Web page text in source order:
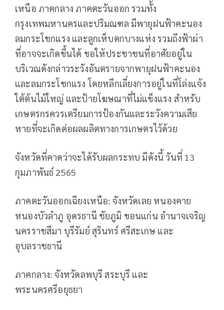
เหนือ ภาคกลาง ภาคตะวันออก รวมทั้ง
กรุงเทพมหานครและปริมณฑล มีพายุฝนฟ้าคะนอง
ลมกระโชกแรง และลูกเห็บตกบางแห่ง รวมถึงฟ้าผ่า
ที่อาจจะเกิดขึ้นได้ ขอให้ประชาชนที่อาศัยอยู่ใน
บริเวณดังกล่าวระวังอันตรายจากพายุฝนฟ้าคะนอง
และลมกระโชกแรง โดยหลีกเลี่ยงการอยู่ในที่โล่งแจ้ง
ใต้ต้นไม้ใหญ่ และป้ายโฆษณาที่ไม่แข็งแรง สำหรับ
เกษตรกรควรเตรียมการป้องกันและระวังความเสีย
หายที่จะเกิดต่อผลผลิตทางการเกษตรไว้ด้วย
จังหวัดที่คาดว่าจะได้รับผลกระทบ มีดังนี้ วันที่ 13
กุมภาพันธ์ 2565
ภาคตะวันออกเฉียงเหนือ: จังหวัดเลย หนองคาย
หนองบัวลำภู อุดรธานี ชัยภูมิ ขอนแก่น อำนาจเจริญ
นครราชสีมา บุรีรัมย์ สุรินทร์ ศรีสะเกษ และ
อุบลราชธานี
ภาคกลาง: จังหวัดลพบุรี สระบุรี และ
พระนครศรีอยุธยา